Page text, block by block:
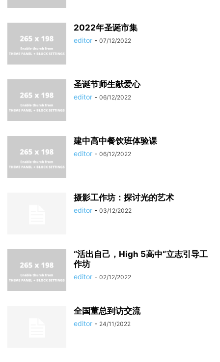
2022年圣诞市集
editor - 07/12/2022
圣诞节师生献爱心
editor - 06/12/2022
建中高中餐饮班体验课
editor - 06/12/2022
摄影工作坊：探讨光的艺术
editor - 03/12/2022
“活出自己，High 5高中“立志引导工
作坊
editor - 02/12/2022
全国董总到访交流
editor - 24/11/2022